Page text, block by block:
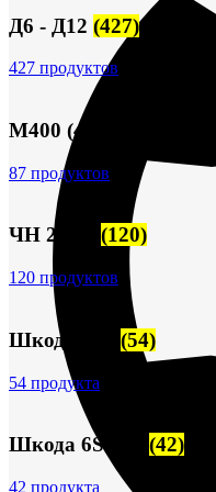
Д6 - Д12 (427)
427 продуктов
М400 (401), М500,
87 продуктов
ЧН 25/34 (120)
120 продуктов
Шкода-275 (54)
54 продукта
Шкода 6S-160 (42)
42 продукта